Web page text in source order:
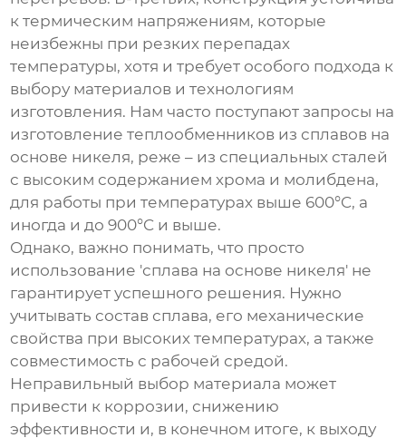
к термическим напряжениям, которые
неизбежны при резких перепадах
температуры, хотя и требует особого подхода к
выбору материалов и технологиям
изготовления. Нам часто поступают запросы на
изготовление теплообменников из сплавов на
основе никеля, реже – из специальных сталей
с высоким содержанием хрома и молибдена,
для работы при температурах выше 600°C, а
иногда и до 900°C и выше.
Однако, важно понимать, что просто
использование 'сплава на основе никеля' не
гарантирует успешного решения. Нужно
учитывать состав сплава, его механические
свойства при высоких температурах, а также
совместимость с рабочей средой.
Неправильный выбор материала может
привести к коррозии, снижению
эффективности и, в конечном итоге, к выходу